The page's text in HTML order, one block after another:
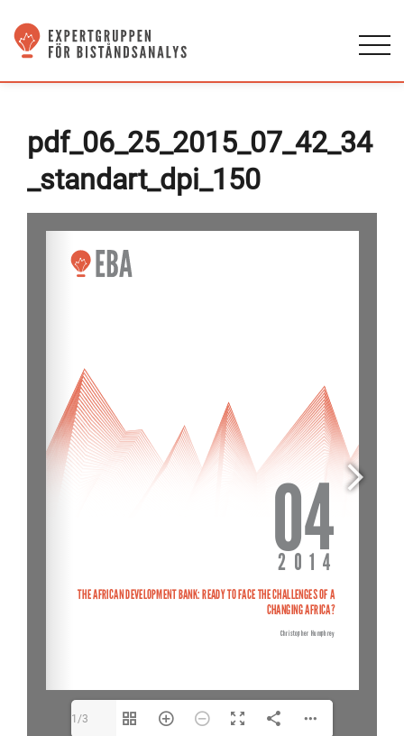
pdf_06_25_2015_07_42_34
_standart_dpi_150
1/3